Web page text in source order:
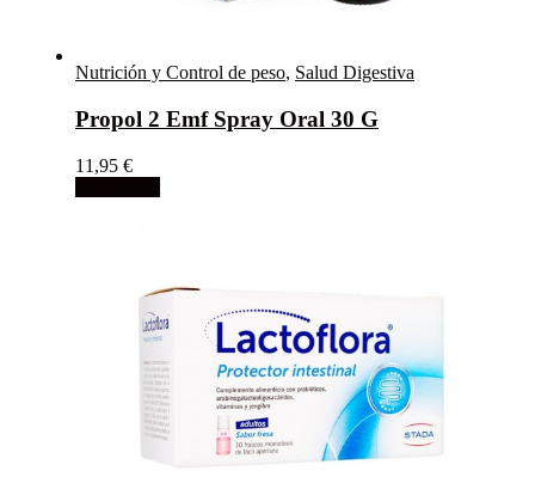
Nutrición y Control de peso, Salud Digestiva
Propol 2 Emf Spray Oral 30 G
11,95 €